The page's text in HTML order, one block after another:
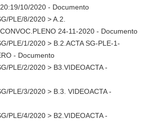
10/2020 - Documento
PLE/8/2020 > A.2.
24-11-2020 - Documento
PLE/1/2020 > B.2.ACTA SG-PLE-1-
- Documento
PLE/2/2020 > B3.VIDEOACTA -
PLE/3/2020 > B.3. VIDEOACTA -
PLE/4/2020 > B2.VIDEOACTA -